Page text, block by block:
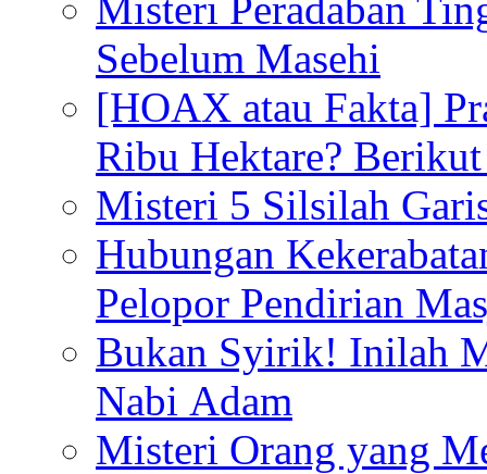
Sebelum Masehi
[HOAX atau Fakta]
Ribu Hektare?
Misteri 5 Silsilah
Hubungan
Pelopor Pendirian
Bukan Syirik! Inilah
Nabi Adam
Misteri Orang yang